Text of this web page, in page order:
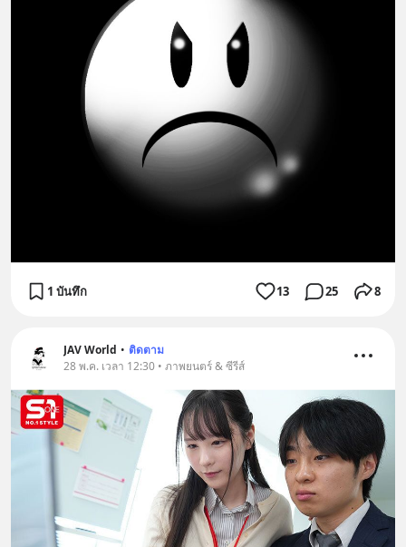
1 บันทึก 13 25 8
JAV World • ติดตาม
28 พ.ค. เวลา 12:30 • ภาพยนตร์ & ซีรีส์